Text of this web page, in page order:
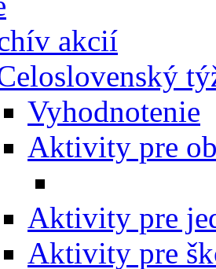
akcií
Vyhodnotenie
Aktivity pre
Aktivity pre
Aktivity pre